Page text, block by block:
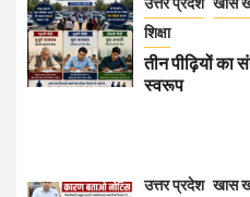
शिक्षा
तीन पीढ़ियों का
स्वरूप
उत्तर प्रदेश खास